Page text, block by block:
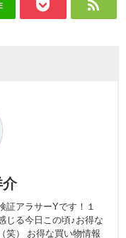
介
証アラサーYです！１
じる今日この頃♪お得な
笑） お得な買い物情報